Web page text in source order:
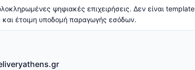
ψηφιακές επιχειρήσεις. Δεν είναι
και έτοιμη υποδομή παραγωγής εσόδων.